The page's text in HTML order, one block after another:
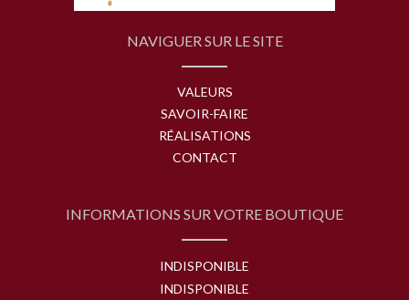
NAVIGUER SUR LE SITE
VALEURS
SAVOIR-FAIRE
RÉALISATIONS
CONTACT
INFORMATIONS SUR VOTRE BOUTIQUE
INDISPONIBLE
INDISPONIBLE